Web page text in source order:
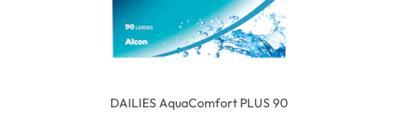
DAILIES AquaComfort PLUS 90